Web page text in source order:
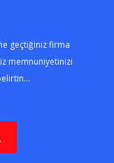
geçtiğiniz firma
memnuniyetinizi